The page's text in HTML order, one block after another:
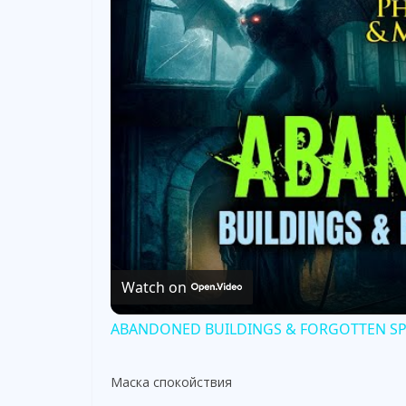
Watch on
ABANDONED BUILDINGS & FORGOTTEN
Маска спокойствия